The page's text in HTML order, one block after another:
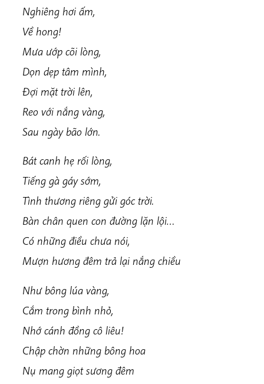
Nghiêng hơi ấm,
Về hong!
Mưa ướp cõi lòng,
Dọn dẹp tâm mình,
Đợi mặt trời lên,
Reo với nắng vàng,
Sau ngày bão lớn.
Bát canh hẹ rối lòng,
Tiếng gà gáy sớm,
Tình thương riêng gửi góc trời.
Bàn chân quen con đường lặn lội…
Có những điều chưa nói,
Mượn hương đêm trả lại nắng chiều
Như bông lúa vàng,
Cắm trong bình nhỏ,
Nhớ cánh đồng cô liêu!
Chập chờn những bông hoa
Nụ mang giọt sương đêm